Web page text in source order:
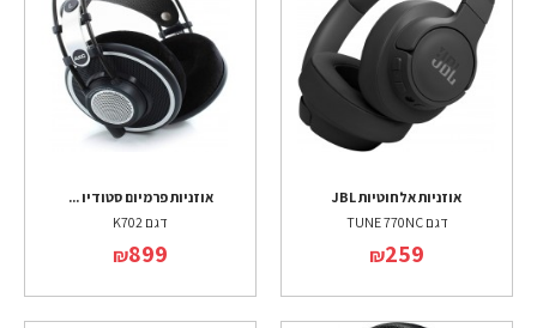
אוזניות אלחוטיות JBL
דגם TUNE 770NC
₪259
אוזניות פרמיום סטודיו ...
דגם K702
₪899